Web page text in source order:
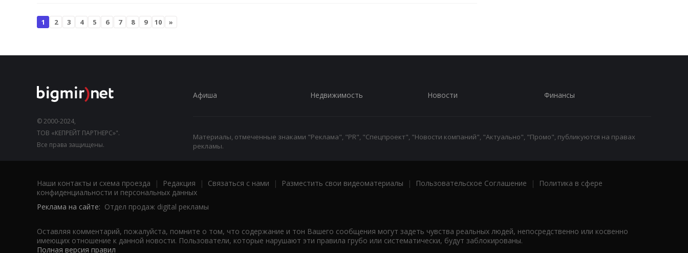
1 2 3 4 5 6 7 8 9 10 »
© 2000-2024,
ТОВ «КЕПРЕЙТ ПАРТНЕРС»".
Все права защищены.
Афиша Недвижимость Новости Финансы
Материалы, отмеченные знаками "Реклама", "PR", "Спецпроект", "Новости компаний", "Актуально", "Промо", публикуются на правах
рекламы.
Наши контакты и схема проезда | Редакция | Связаться с нами | Разместить свои видеоматериалы | Пользовательское Соглашение |
Политика в сфере
конфиденциальности и персональных данных
Реклама на сайте: Отдел продаж digital рекламы
Оставляя комментарий, пожалуйста, помните о том, что содержание и тон Вашего сообщения могут задеть чувства реальных людей, непосредственно или косвенно
имеющих отношение к данной новости. Пользователи, которые нарушают эти правила грубо или систематически, будут заблокированы.
Полная версия правил